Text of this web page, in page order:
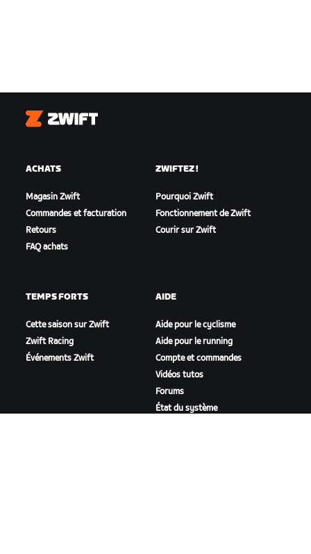
Zwift
ACHATS
Magasin Zwift
Commandes et facturation
Retours
FAQ achats
ZWIFTEZ !
Pourquoi Zwift
Fonctionnement de Zwift
Courir sur Zwift
TEMPS FORTS
Cette saison sur Zwift
Zwift Racing
Événements Zwift
AIDE
Aide pour le cyclisme
Aide pour le running
Compte et commandes
Vidéos tutos
Forums
État du système